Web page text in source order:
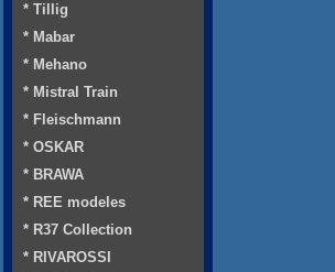
* Tillig
* Mabar
* Mehano
* Mistral Train
* Fleischmann
* OSKAR
* BRAWA
* REE modeles
* R37 Collection
* RIVAROSSI